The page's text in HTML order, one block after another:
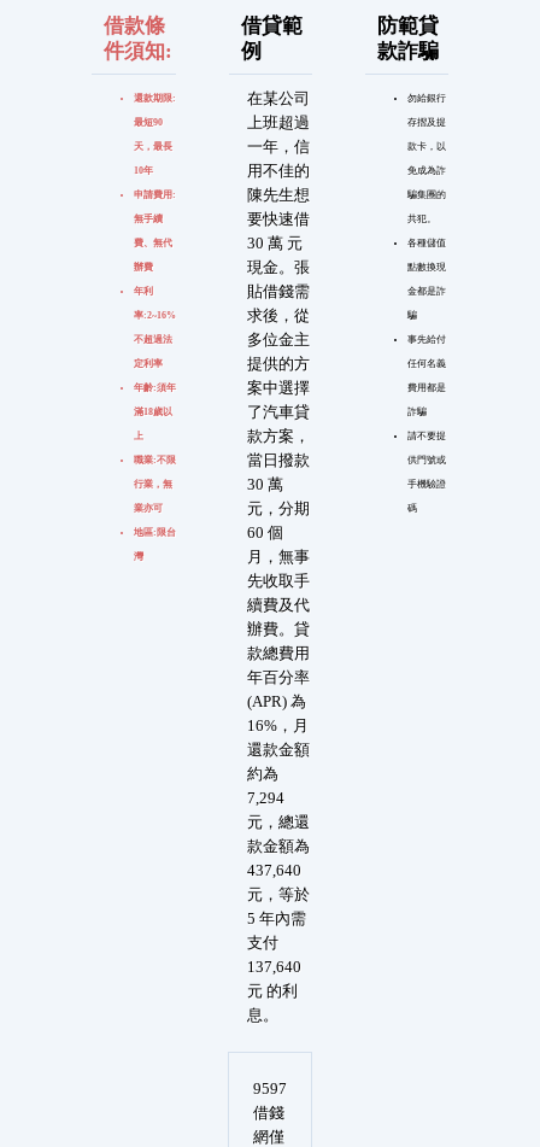
借款條
件須知:
還款期限:
最短90
天，最長
10年
申請費用:
無手續
費、無代
辦費
年利
率:2~16%
不超過法
定利率
年齡:須年
滿18歲以
上
職業:不限
行業，無
業亦可
地區:限台
灣
借貸範
例
在某公司
上班超過
一年，信
用不佳的
陳先生想
要快速借
30 萬 元
現金。張
貼借錢需
求後，從
多位金主
提供的方
案中選擇
了汽車貸
款方案，
當日撥款
30 萬
元，分期
60 個
月，無事
先收取手
續費及代
辦費。貸
款總費用
年百分率
(APR) 為
16%，月
還款金額
約為
7,294
元，總還
款金額為
437,640
元，等於
5 年內需
支付
137,640
元 的利
息。
防範貸
款詐騙
勿給銀行
存摺及提
款卡，以
免成為詐
騙集團的
共犯。
各種儲值
點數換現
金都是詐
騙
事先給付
任何名義
費用都是
詐騙
請不要提
供門號或
手機驗證
碼
9597
借錢
網僅